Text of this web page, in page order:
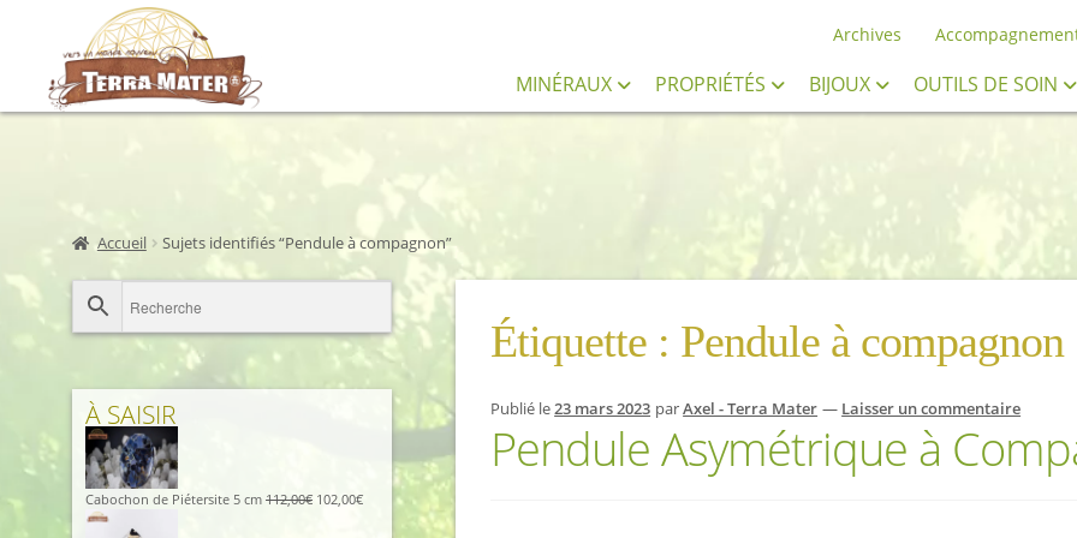
Archives
MINÉRAUX PROPRIÉTÉS BIJOUX OUTILS DE SOIN
Accueil Sujets identifiés “Pendule à compagnon”
Étiquette : Pendule à compagnon
Publié le23 mars 2023 parAxel - Terra Mater — Laisser un commentaire
Pendule Asymétrique à
À SAISIR
Cabochon de Piétersite 5 cm 112,00€ 102,00€